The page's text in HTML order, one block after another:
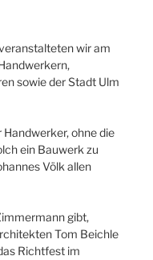
wir am
sowie der Stadt Ulm
Handwerker, ohne die
ein Bauwerk zu
Völk allen
gibt,
Tom Beichle
Richtfest im